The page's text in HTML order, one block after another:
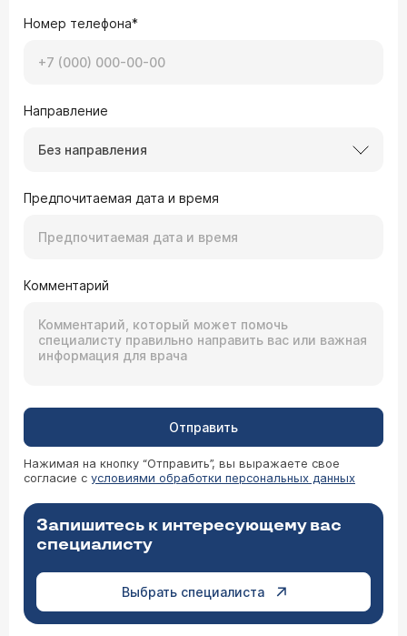
Номер телефона*
Направление
Без направления
Предпочитаемая дата и время
Комментарий
Отправить
Нажимая на кнопку “Отправить”, вы выражаете свое
согласие с условиями обработки персональных данных
Запишитесь к интересующему вас
специалисту
Выбрать специалиста